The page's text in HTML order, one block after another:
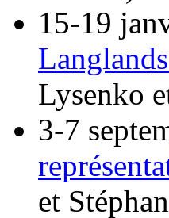
15-19
Lysenko
3-7
et